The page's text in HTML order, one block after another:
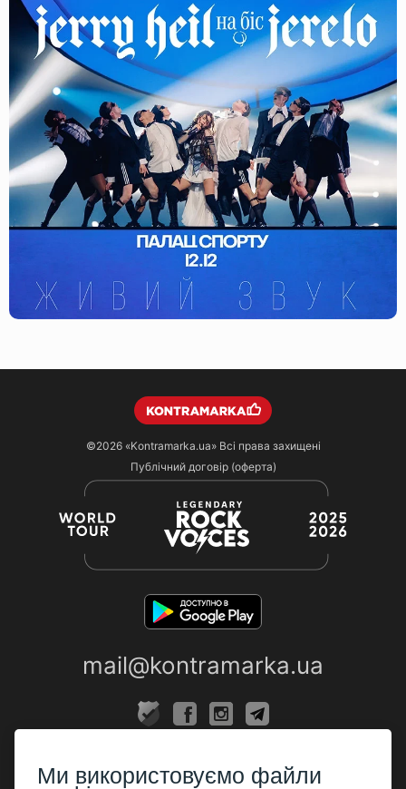
©2026 «Kontramarka.ua»Всі права захищені
Публічний договір (оферта)
mail@kontramarka.ua
Ми використовуємо файли